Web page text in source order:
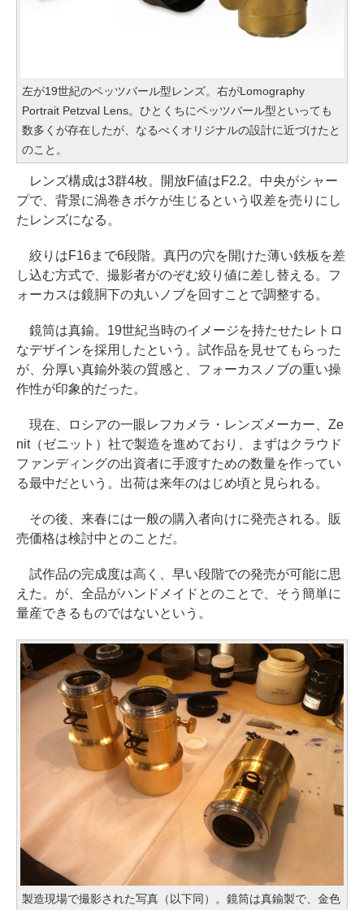
左が19世紀のペッツバール型レンズ。右がLomography
Portrait Petzval Lens。ひとくちにペッツバール型といっても
数多くが存在したが、なるべくオリジナルの設計に近づけたと
のこと。
レンズ構成は3群4枚。開放F値はF2.2。中央がシャー
プで、背景に渦巻きボケが生じるという収差を売りにし
たレンズになる。
絞りはF16まで6段階。真円の穴を開けた薄い鉄板を差
し込む方式で、撮影者がのぞむ絞り値に差し替える。フ
ォーカスは鏡胴下の丸いノブを回すことで調整する。
鏡筒は真鍮。19世紀当時のイメージを持たせたレトロ
なデザインを採用したという。試作品を見せてもらった
が、分厚い真鍮外装の質感と、フォーカスノブの重い操
作性が印象的だった。
現在、ロシアの一眼レフカメラ・レンズメーカー、Ze
nit（ゼニット）社で製造を進めており、まずはクラウド
ファンディングの出資者に手渡すための数量を作ってい
る最中だという。出荷は来年のはじめ頃と見られる。
その後、来春には一般の購入者向けに発売される。販
売価格は検討中とのことだ。
試作品の完成度は高く、早い段階での発売が可能に思
えた。が、全品がハンドメイドとのことで、そう簡単に
量産できるものではないという。
製造現場で撮影された写真（以下同）。鏡筒は真鍮製で、金色